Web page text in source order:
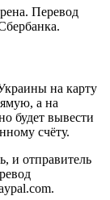
Перевод
на карту
а на
будет вывести
счёту.
и отправитель